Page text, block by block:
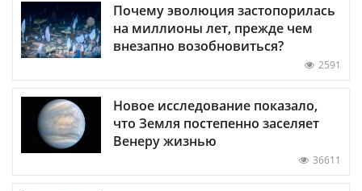
Почему эволюция застопорилась
на миллионы лет, прежде чем
внезапно возобновиться?
2591
Новое исследование показало,
что Земля постепенно заселяет
Венеру жизнью
36611